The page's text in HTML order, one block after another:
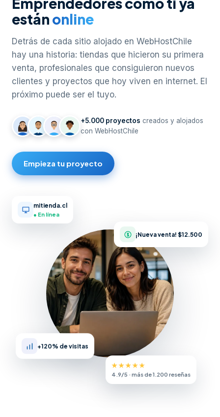
están online
Detrás de cada sitio alojado en WebHostChile
hay una historia: tiendas que hicieron su primera
venta, profesionales que consiguieron nuevos
clientes y proyectos que hoy viven en internet. El
próximo puede ser el tuyo.
+5.000 proyectos creados y alojados
con WebHostChile
Empieza tu proyecto
mitienda.cl
● En línea
¡Nueva venta! $12.500
+120% de visitas
★★★★★
4.9/5 · más de 1.200 reseñas